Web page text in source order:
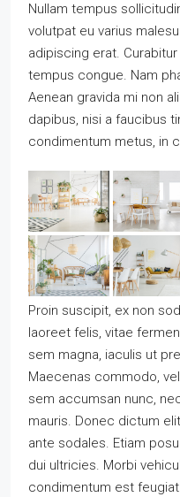
Nullam tempus
volutpat eu varius
adipiscing erat.
tempus congue. Nam
Aenean gravida mi non
dapibus, nisi a faucibus
condimentum metus, in
Proin suscipit, ex non
laoreet felis, vitae
sem magna, iaculis ut
Maecenas commodo,
sem accumsan nunc,
mauris. Donec dictum
ante sodales. Etiam
dui ultricies. Morbi
condimentum est